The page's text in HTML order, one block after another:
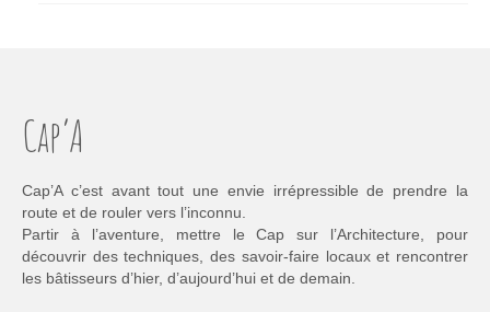
Cap’A
Cap’A c’est avant tout une envie irrépressible de prendre la
route et de rouler vers l’inconnu.
Partir à l’aventure, mettre le Cap sur l’Architecture, pour
découvrir des techniques, des savoir-faire locaux et rencontrer
les bâtisseurs d’hier, d’aujourd’hui et de demain.